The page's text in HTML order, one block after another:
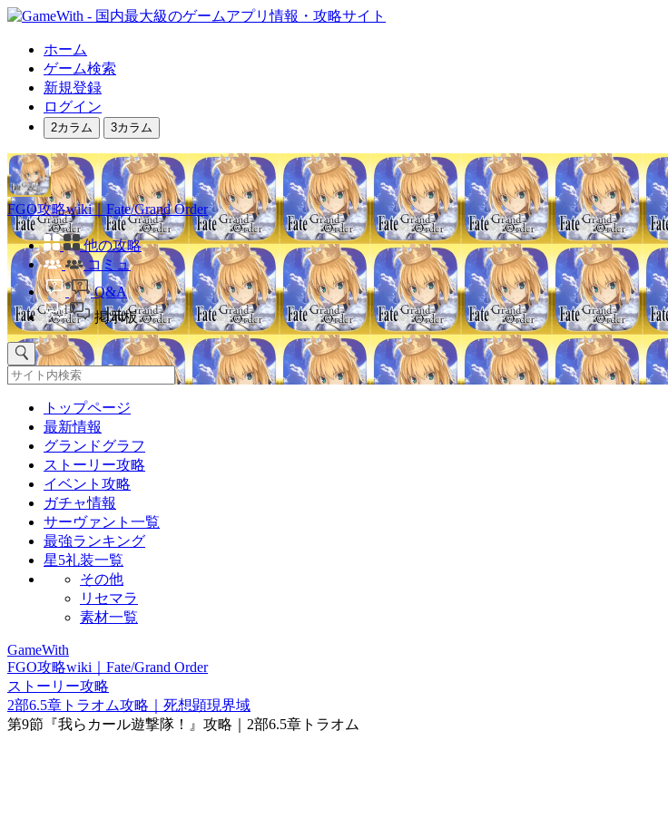
ホーム
ゲーム検索
新規登録
ログイン
2カラム 3カラム
FGO攻略wiki｜Fate/Grand Order
他の攻略
コミュ
Q&A
掲示板
トップページ
最新情報
グランドグラフ
ストーリー攻略
イベント攻略
ガチャ情報
サーヴァント一覧
最強ランキング
星5礼装一覧
その他
リセマラ
素材一覧
GameWith
FGO攻略wiki｜Fate/Grand Order
ストーリー攻略
2部6.5章トラオム攻略｜死想顕現界域
第9節『我らカール遊撃隊！』攻略｜2部6.5章トラオム